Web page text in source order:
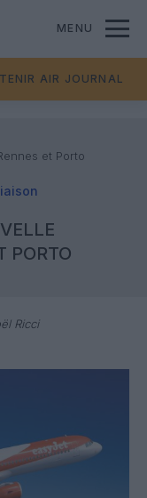
MENU
AIR JOURNAL
et Porto
PORTO
Ricci